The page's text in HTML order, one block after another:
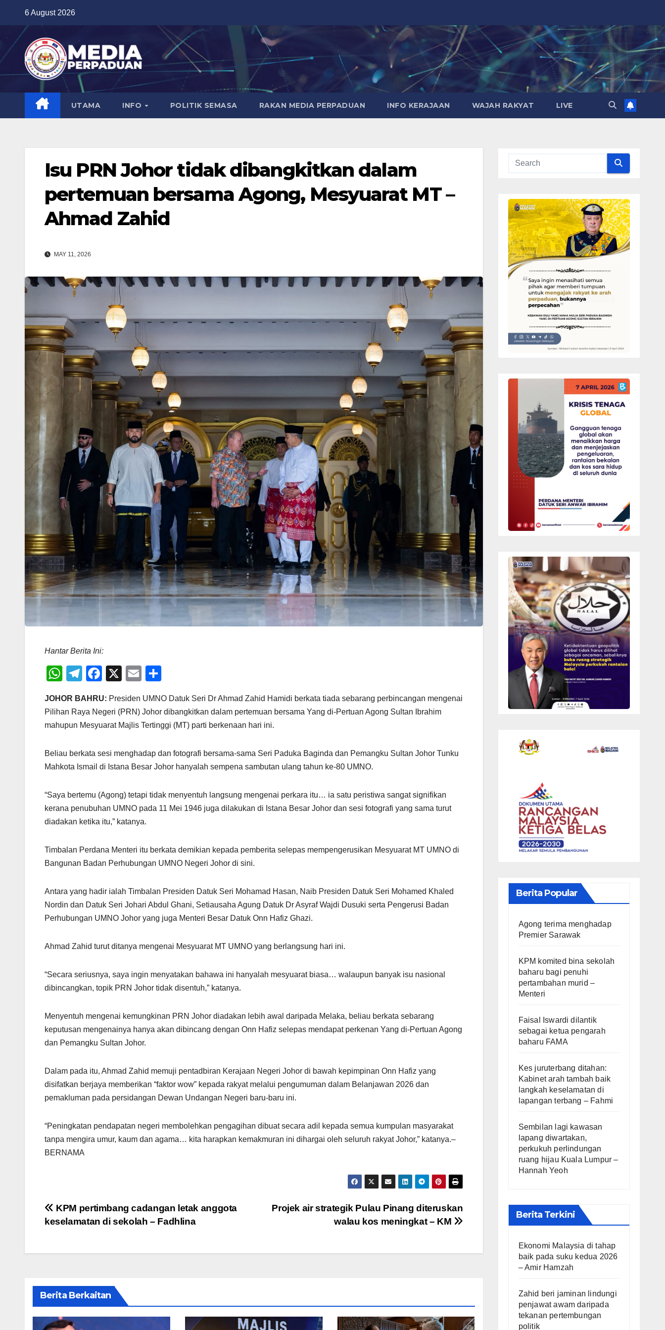
content
6 August 2026
UTAMA INFO POLITIK SEMASA RAKAN MEDIA PERPADUAN INFO KERAJAAN WAJAH RAKYAT LIVE
Isu PRN Johor tidak dibangkitkan dalam
pertemuan bersama Agong, Mesyuarat MT –
Ahmad Zahid
MAY 11, 2026
Hantar Berita Ini:
W
at
s
p
p
T
e
gr
m
F
c
e
o
o
X
E
ail ar
e
JOHOR BAHRU: Presiden UMNO Datuk Seri Dr Ahmad Zahid Hamidi berkata tiada sebarang perbincangan mengenai
Pilihan Raya Negeri (PRN) Johor dibangkitkan dalam pertemuan bersama Yang di-Pertuan Agong Sultan Ibrahim
mahupun Mesyuarat Majlis Tertinggi (MT) parti berkenaan hari ini.
Beliau berkata sesi menghadap dan fotografi bersama-sama Seri Paduka Baginda dan Pemangku Sultan Johor Tunku
Mahkota Ismail di Istana Besar Johor hanyalah sempena sambutan ulang tahun ke-80 UMNO.
“Saya bertemu (Agong) tetapi tidak menyentuh langsung mengenai perkara itu… ia satu peristiwa sangat signifikan
kerana penubuhan UMNO pada 11 Mei 1946 juga dilakukan di Istana Besar Johor dan sesi fotografi yang sama turut
diadakan ketika itu,” katanya.
Timbalan Perdana Menteri itu berkata demikian kepada pemberita selepas mempengerusikan Mesyuarat MT UMNO di
Bangunan Badan Perhubungan UMNO Negeri Johor di sini.
Antara yang hadir ialah Timbalan Presiden Datuk Seri Mohamad Hasan, Naib Presiden Datuk Seri Mohamed Khaled
Nordin dan Datuk Seri Johari Abdul Ghani, Setiausaha Agung Datuk Dr Asyraf Wajdi Dusuki serta Pengerusi Badan
Perhubungan UMNO Johor yang juga Menteri Besar Datuk Onn Hafiz Ghazi.
Ahmad Zahid turut ditanya mengenai Mesyuarat MT UMNO yang berlangsung hari ini.
“Secara seriusnya, saya ingin menyatakan bahawa ini hanyalah mesyuarat biasa… walaupun banyak isu nasional
dibincangkan, topik PRN Johor tidak disentuh,” katanya.
Menyentuh mengenai kemungkinan PRN Johor diadakan lebih awal daripada Melaka, beliau berkata sebarang
keputusan mengenainya hanya akan dibincang dengan Onn Hafiz selepas mendapat perkenan Yang di-Pertuan Agong
dan Pemangku Sultan Johor.
Dalam pada itu, Ahmad Zahid memuji pentadbiran Kerajaan Negeri Johor di bawah kepimpinan Onn Hafiz yang
disifatkan berjaya memberikan “faktor wow” kepada rakyat melalui pengumuman dalam Belanjawan 2026 dan
pemakluman pada persidangan Dewan Undangan Negeri baru-baru ini.
“Peningkatan pendapatan negeri membolehkan pengagihan dibuat secara adil kepada semua kumpulan masyarakat
tanpa mengira umur, kaum dan agama… kita harapkan kemakmuran ini dihargai oleh seluruh rakyat Johor,” katanya.–
BERNAMA
Post
Projek air strategik Pulau Pinang diteruskan
walau kos meningkat – KM
KPM pertimbang cadangan letak anggota
keselamatan di sekolah – Fadhlina
Berita Berkaitan
Berita Popular
Agong terima menghadap
Premier Sarawak
KPM komited bina sekolah
baharu bagi penuhi
pertambahan murid –
Menteri
Faisal Iswardi dilantik
sebagai ketua pengarah
baharu FAMA
Kes juruterbang ditahan:
Kabinet arah tambah baik
langkah keselamatan di
lapangan terbang – Fahmi
Sembilan lagi kawasan
lapang diwartakan,
perkukuh perlindungan
ruang hijau Kuala Lumpur –
Hannah Yeoh
Berita Terkini
Ekonomi Malaysia di tahap
baik pada suku kedua 2026
– Amir Hamzah
Zahid beri jaminan lindungi
penjawat awam daripada
tekanan pertembungan
politik